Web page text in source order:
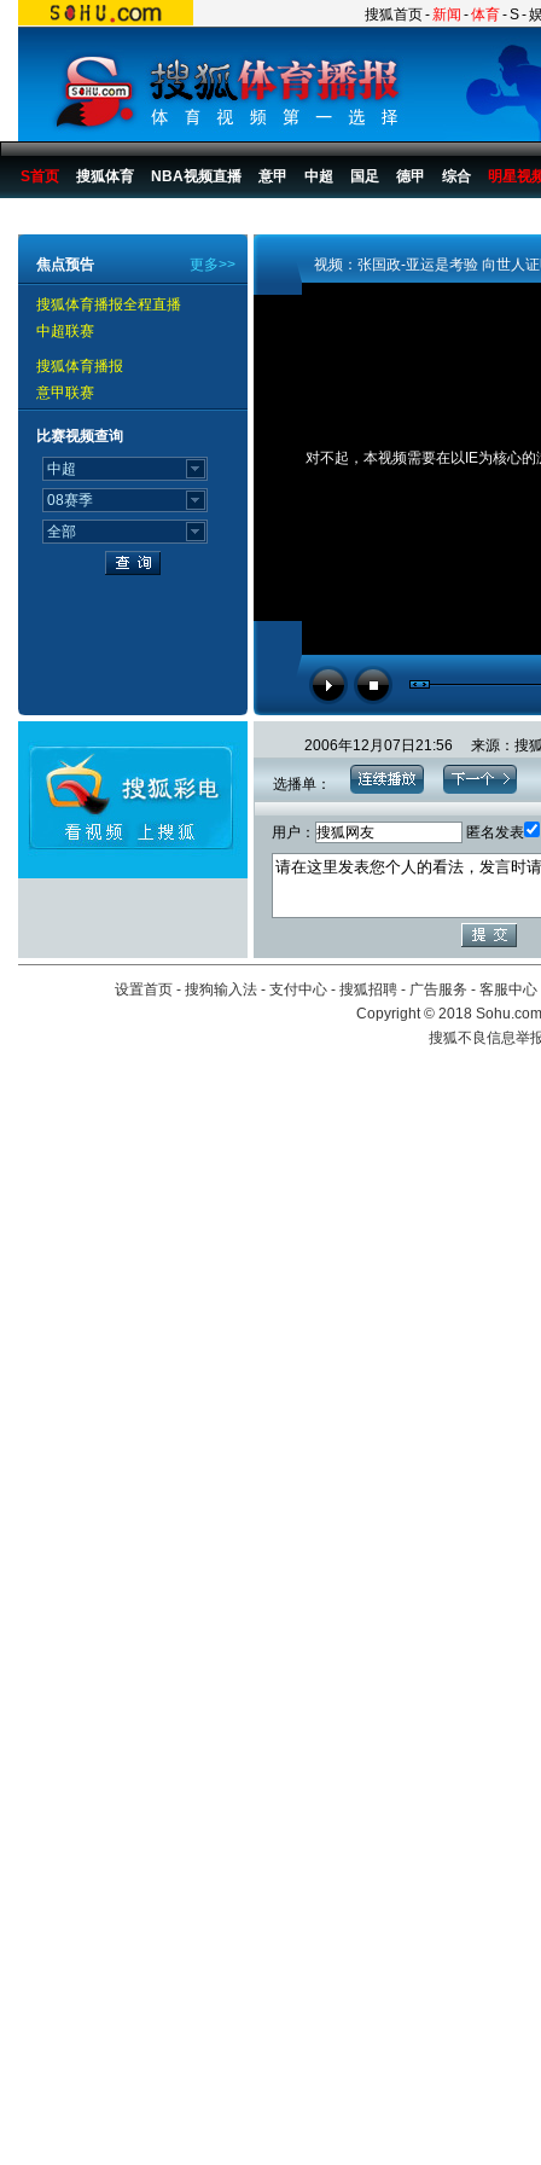
搜狐首页-新闻 -体育-S-
S首页 搜狐体育 NBA视频直播 意甲 中超 国足 德甲 综合 明星视
更多>>
焦点预告
搜狐体育播报全程直播
中超联赛
搜狐体育播报
意甲联赛
比赛视频查询
视频：张国政-亚运是考验 向世人
对不起，本视频需要在以IE为核心的
2006年12月07日21:56 来源：搜
选播单：
用户： 匿名发表
设置首页 - 搜狗输入法 - 支付中心 - 搜狐招聘 - 广告服务 - 客服中心
Copyright©2018
搜狐不良信息举